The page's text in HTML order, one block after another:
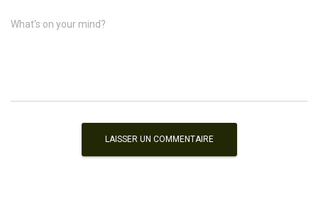
What's on your mind?